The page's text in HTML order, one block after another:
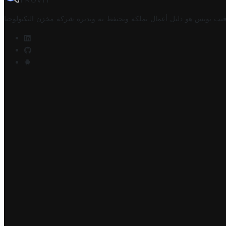
تونس هو دليل أعمال تملكه وتحتفظ به وتديره شركة مخزن التكنولوجيا